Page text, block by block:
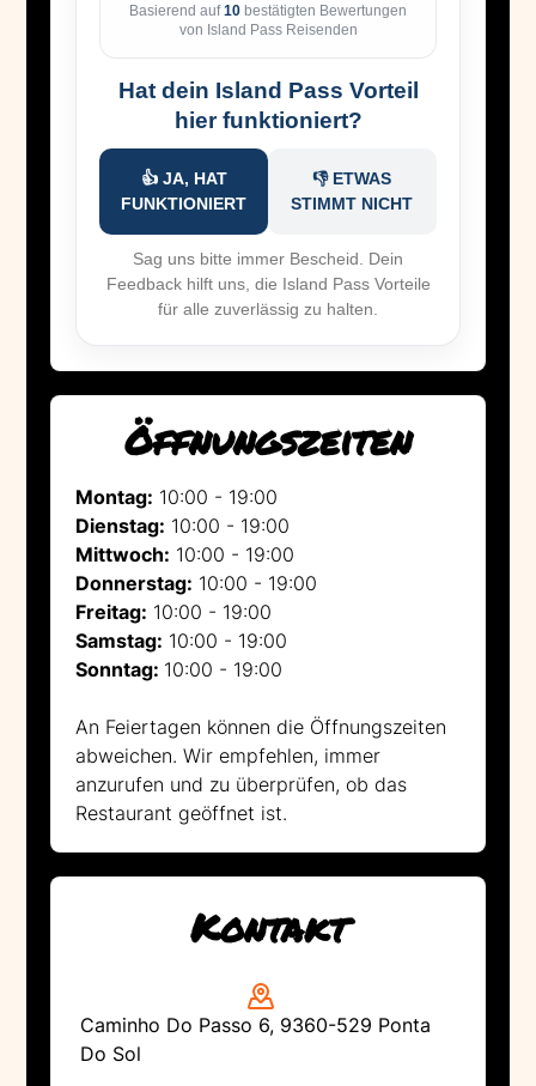
Basierend auf10 bestätigten Bewertungen
von Island Pass Reisenden
Hat dein Island Pass Vorteil
hier funktioniert?
👍 JA, HAT
FUNKTIONIERT
👎 ETWAS
STIMMT NICHT
Sag uns bitte immer Bescheid. Dein
Feedback hilft uns, die Island Pass Vorteile
für alle zuverlässig zu halten.
Öffnungszeiten
Montag: 10:00 - 19:00
Dienstag: 10:00 - 19:00
Mittwoch: 10:00 - 19:00
Donnerstag: 10:00 - 19:00
Freitag: 10:00 - 19:00
Samstag: 10:00 - 19:00
Sonntag: 10:00 - 19:00
An Feiertagen können die Öffnungszeiten
abweichen. Wir empfehlen, immer
anzurufen und zu überprüfen, ob das
Restaurant geöffnet ist.
Kontakt
Caminho Do Passo 6, 9360-529 Ponta
Do Sol